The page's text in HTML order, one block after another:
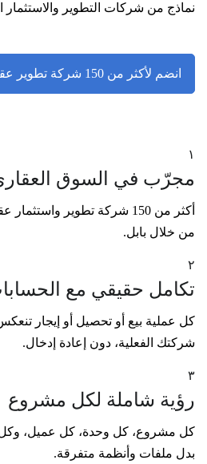
نماذج من شركات التطوير والاستثمار
انضم لأكثر من 150 شركة تطوير عقاري
١
مجرّب في السوق
أكثر من 150 شركة تطوير
من خلال بابل.
٢
تكامل حقيقي مع
كل عملية بيع أو تحصيل أو إيجار
شركتك الفعلية، دون إعادة إدخال.
٣
رؤية شاملة لكل مشروع
كل مشروع، كل وحدة، كل عميل،
بدل ملفات وأنظمة متفرقة.